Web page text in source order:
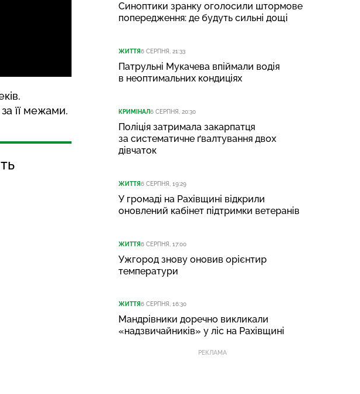
її межами.
Синоптики зранку оголосили штормове
попередження: де будуть сильні дощі
ЖИТТЯ6 СЕРПНЯ, 21:33
Патрульні Мукачева впіймали водія
в неоптимальних кондиціях
КРИМІНАЛ6 СЕРПНЯ, 20:30
Поліція затримала закарпатця
за систематичне ґвалтування двох
дівчаток
ЖИТТЯ6 СЕРПНЯ, 19:29
У громаді на Рахівщині відкрили
оновлений кабінет підтримки ветеранів
ЖИТТЯ6 СЕРПНЯ, 17:00
Ужгород знову оновив орієнтир
температури
ЖИТТЯ6 СЕРПНЯ, 16:30
Мандрівники доречно викликали
«надзвичайників» у ліс на Рахівщині
РЕКЛАМА